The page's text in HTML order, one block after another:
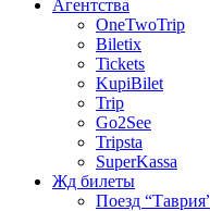
Агентства
OneTwoTrip
Biletix
Tickets
KupiBilet
Trip
Go2See
Tripsta
SuperKassa
Жд билеты
Поезд